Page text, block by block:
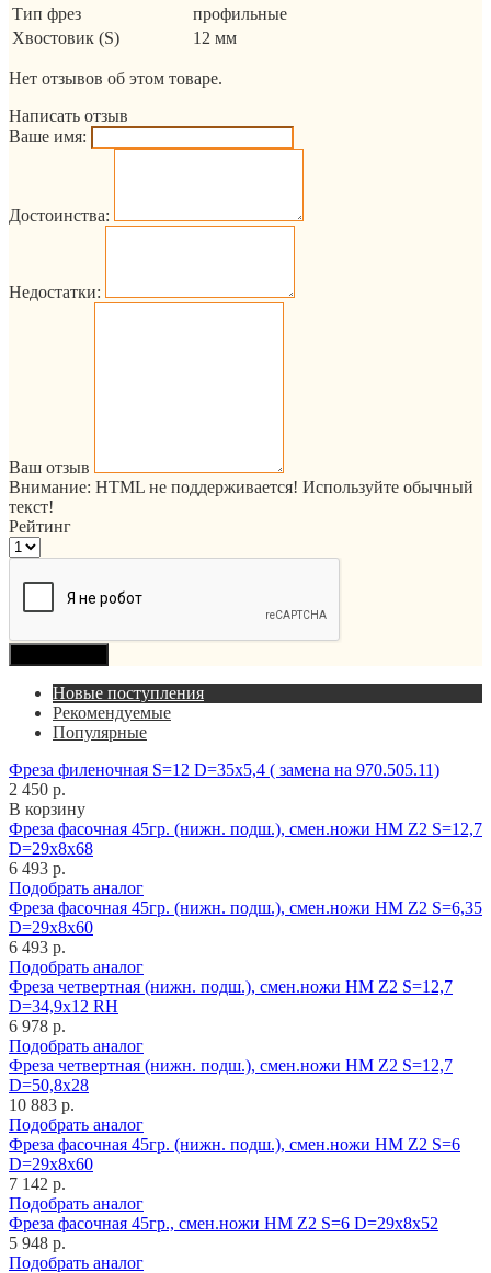
Тип фрез
профильные
Хвостовик (S)
12 мм
Нет отзывов об этом товаре.
Написать отзыв
Ваше имя:
Достоинства:
Недостатки:
Ваш отзыв
Внимание: HTML не поддерживается! Используйте обычный
текст!
Рейтинг
Новые поступления
Рекомендуемые
Популярные
Фреза филеночная S=12 D=35x5,4 ( замена на 970.505.11)
2 450 р.
В корзину
Фреза фасочная 45гр. (нижн. подш.), смен.ножи HM Z2 S=12,7
D=29x8x68
6 493 р.
Подобрать аналог
Фреза фасочная 45гр. (нижн. подш.), смен.ножи HM Z2 S=6,35
D=29x8x60
6 493 р.
Подобрать аналог
Фреза четвертная (нижн. подш.), смен.ножи HM Z2 S=12,7
D=34,9x12 RH
6 978 р.
Подобрать аналог
Фреза четвертная (нижн. подш.), смен.ножи HM Z2 S=12,7
D=50,8x28
10 883 р.
Подобрать аналог
Фреза фасочная 45гр. (нижн. подш.), смен.ножи HM Z2 S=6
D=29x8x60
7 142 р.
Подобрать аналог
Фреза фасочная 45гр., смен.ножи HM Z2 S=6 D=29x8x52
5 948 р.
Подобрать аналог